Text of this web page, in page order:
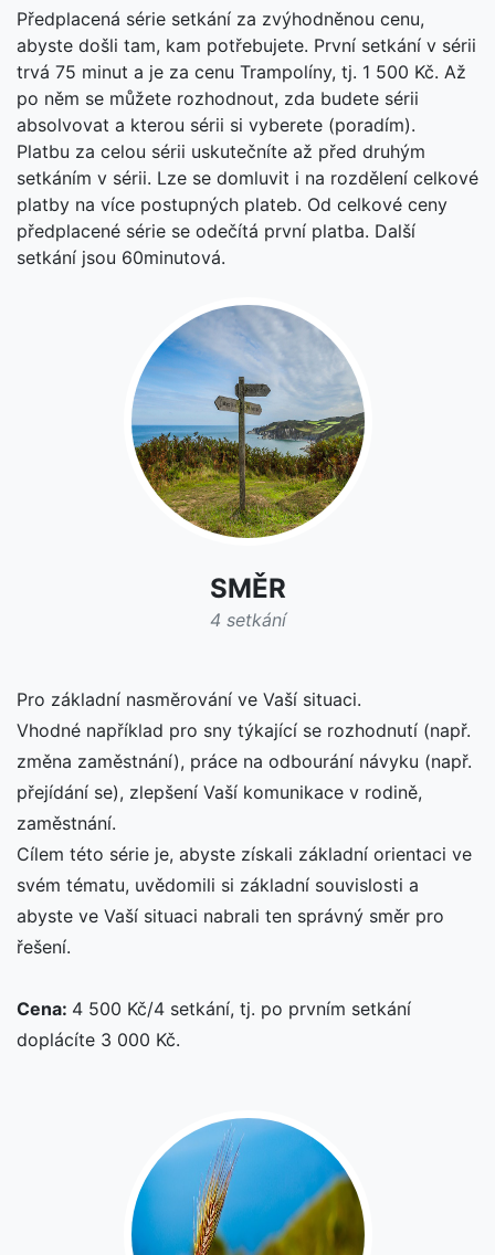
Předplacená série setkání za zvýhodněnou cenu,
abyste došli tam, kam potřebujete. První setkání v sérii
trvá 75 minut a je za cenu Trampolíny, tj. 1 500 Kč. Až
po něm se můžete rozhodnout, zda budete sérii
absolvovat a kterou sérii si vyberete (poradím).
Platbu za celou sérii uskutečníte až před druhým
setkáním v sérii. Lze se domluvit i na rozdělení celkové
platby na více postupných plateb. Od celkové ceny
předplacené série se odečítá první platba. Další
setkání jsou 60minutová.
SMĚR
4 setkání
Pro základní nasměrování ve Vaší situaci.
Vhodné například pro sny týkající se rozhodnutí (např.
změna zaměstnání), práce na odbourání návyku (např.
přejídání se), zlepšení Vaší komunikace v rodině,
zaměstnání.
Cílem této série je, abyste získali základní orientaci ve
svém tématu, uvědomili si základní souvislosti a
abyste ve Vaší situaci nabrali ten správný směr pro
řešení.
Cena: 4 500 Kč/4 setkání, tj. po prvním setkání
doplácíte 3 000 Kč.